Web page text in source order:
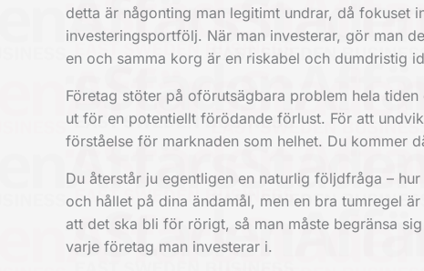
detta är någonting man legitimt undrar, då fokuset
investeringsportfölj. När man investerar, gör man
en och samma korg är en riskabel och dumdristig
Företag stöter på oförutsägbara problem hela
ut för en potentiellt förödande förlust. För att
förståelse för marknaden som helhet. Du kommer
Du återstår ju egentligen en naturlig följdfråga –
och hållet på dina ändamål, men en bra tumregel
att det ska bli för rörigt, så man måste begränsa
varje företag man investerar i.